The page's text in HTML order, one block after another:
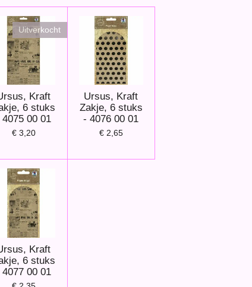
Uitverkocht
Kraft
6 stuks
4075 00 01
€ 3,20
Ursus, Kraft
Zakje, 6 stuks
- 4076 00 01
€ 2,65
Kraft
6 stuks
4077 00 01